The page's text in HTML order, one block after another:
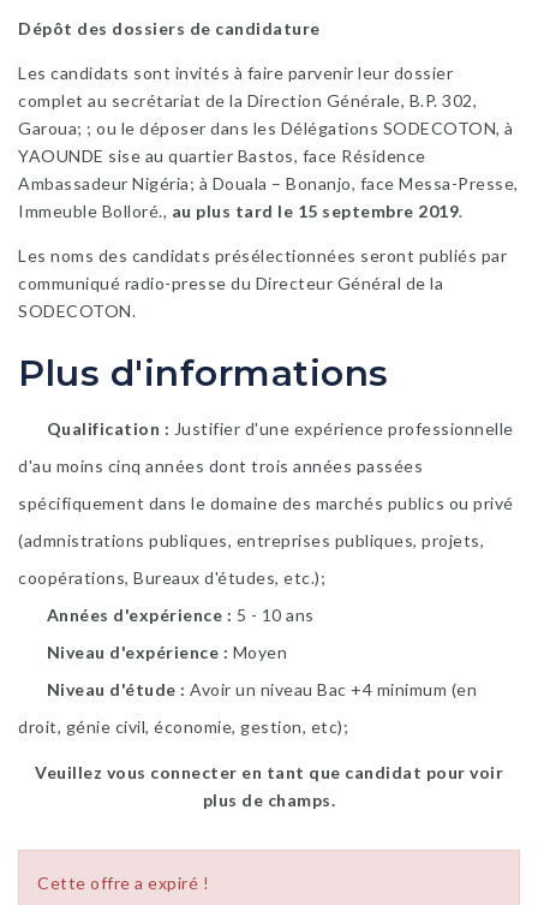
Dépôt des dossiers de candidature
Les candidats sont invités à faire parvenir leur dossier
complet au secrétariat de la Direction Générale, B.P. 302,
Garoua; ; ou le déposer dans les Délégations SODECOTON, à
YAOUNDE sise au quartier Bastos, face Résidence
Ambassadeur Nigéria; à Douala – Bonanjo, face Messa-Presse,
Immeuble Bolloré., au plus tard le 15 septembre 2019.
Les noms des candidats présélectionnées seront publiés par
communiqué radio-presse du Directeur Général de la
SODECOTON.
Plus d'informations
Qualification
Justifier d'une expérience professionnelle
d'au moins cinq années dont trois années passées
spécifiquement dans le domaine des marchés publics ou privé
(admnistrations publiques, entreprises publiques, projets,
coopérations, Bureaux d'études, etc.);
Années d'expérience
5 - 10 ans
Niveau d'expérience
Moyen
Niveau d'étude
Avoir un niveau Bac +4 minimum (en
droit, génie civil, économie, gestion, etc);
Veuillez vous connecter en tant que candidat pour voir
plus de champs.
Cette offre a expiré !